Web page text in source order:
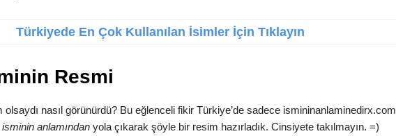
Türkiyede En Çok Kullanılan İsimler İçin Tıklayın
Resmi
nasıl görünürdü? Bu eğlenceli fikir Türkiye’de sadece ismininanlaminedirx.com
anlamından yola çıkarak şöyle bir resim hazırladık. Cinsiyete takılmayın. =)